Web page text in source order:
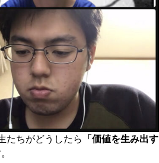
たちがどうしたら
「価値を生み出す